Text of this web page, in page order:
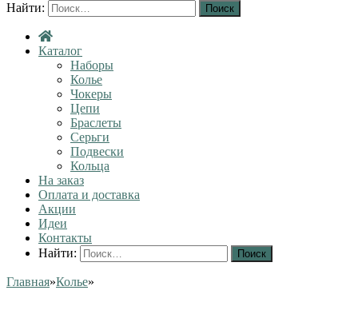
Найти:
Каталог
Наборы
Колье
Чокеры
Цепи
Браслеты
Серьги
Подвески
Кольца
На заказ
Оплата и доставка
Акции
Идеи
Контакты
Найти:
Главная»Колье»